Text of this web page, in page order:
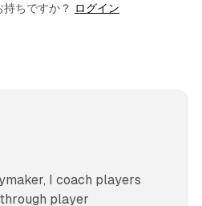
ちですか？ ログイン
I coach players
player